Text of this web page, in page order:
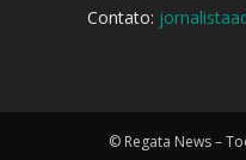
Contato:
© Regata News –